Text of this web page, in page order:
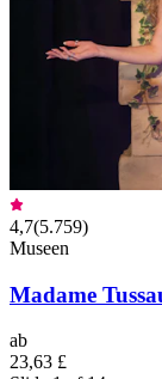
4,7(5.759)
Museen
Madame
ab
23,63 £